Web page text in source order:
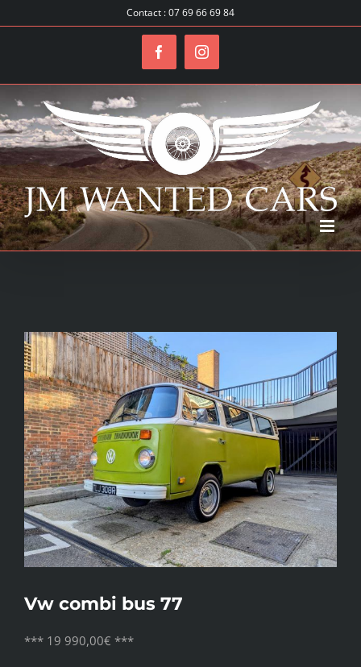
Contact : 07 69 66 69 84
FacebookInstagram
Voir
l'image
agrandie
Vw combi bus 77
*** 19 990,00€ ***